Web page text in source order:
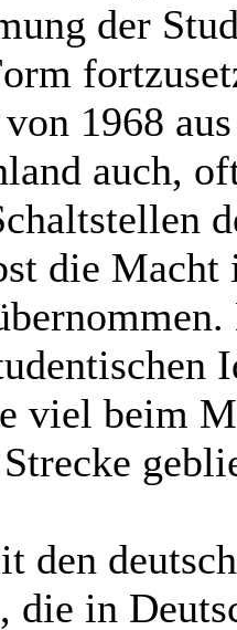
der
1968
auch,
die
viel beim
den
die in